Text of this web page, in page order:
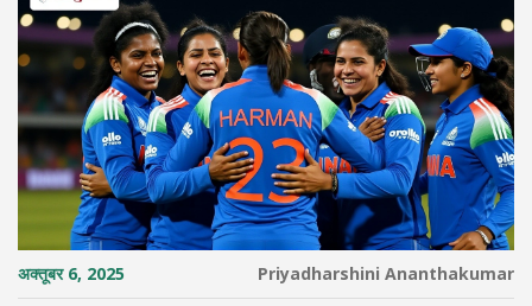
अक्तूबर 6, 2025 Priyadharshini Ananthakumar